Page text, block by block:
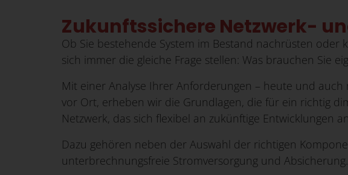
Zukunftssichere Netzwerk-
Ob Sie bestehende System im Bestand nachrüsten oder
sich immer die gleiche Frage stellen: Was brauchen Sie
Mit einer Analyse Ihrer Anforderungen – heute und auch
vor Ort, erheben wir die Grundlagen, die für ein richtig
Netzwerk, das sich flexibel an zukünftige Entwicklungen
Dazu gehören neben der Auswahl der richtigen
unterbrechnungsfreie Stromversorgung und Absicherung.